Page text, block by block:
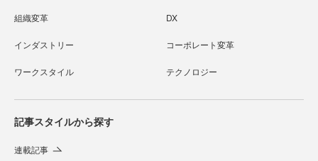
組織変革 DX
インダストリー コーポレート変革
ワークスタイル テクノロジー
記事スタイルから探す
連載記事